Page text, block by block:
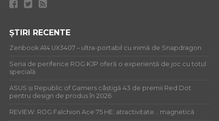
ȘTIRI RECENTE
Zenbook A14 UX3407 – ultra-portabil cu inimă de Snapdragon
Seria de periferice ROG KJP oferă o experiență de joc cu totul
specială
ASUS și Republic of Gamers câștigă 43 de premii Red Dot
pentru design de produs în 2026
REVIEW: ROG Falchion Ace 75 HE: atractivitate… magnetică